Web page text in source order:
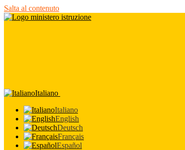
Salta al contenuto
Italiano
Italiano
English
Deutsch
Français
Español